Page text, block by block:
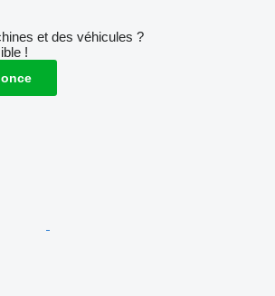
et des véhicules ?
!